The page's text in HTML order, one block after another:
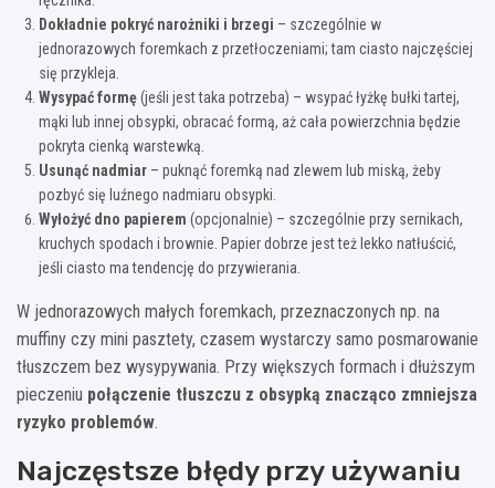
Dokładnie pokryć narożniki i brzegi – szczególnie w
jednorazowych foremkach z przetłoczeniami; tam ciasto najczęściej
się przykleja.
Wysypać formę(jeśli jest taka potrzeba) – wsypać łyżkę bułki tartej,
mąki lub innej obsypki, obracać formą, aż cała powierzchnia będzie
pokryta cienką warstewką.
Usunąć nadmiar – puknąć foremką nad zlewem lub miską, żeby
pozbyć się luźnego nadmiaru obsypki.
Wyłożyć dno papierem (opcjonalnie) – szczególnie przy sernikach,
kruchych spodach i brownie. Papier dobrze jest też lekko natłuścić,
jeśli ciasto ma tendencję do przywierania.
W jednorazowych małych foremkach, przeznaczonych np. na
muffiny czy mini pasztety, czasem wystarczy samo posmarowanie
tłuszczem bez wysypywania. Przy większych formach i dłuższym
pieczeniu połączenie tłuszczu z obsypką znacząco zmniejsza
ryzyko problemów.
Najczęstsze błędy przy używaniu